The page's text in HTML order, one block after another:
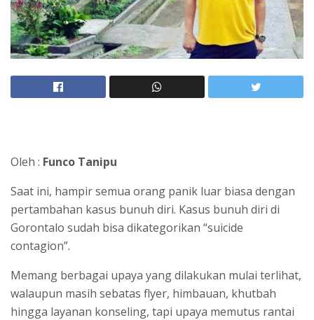
Oleh : Funco Tanipu
Saat ini, hampir semua orang panik luar biasa dengan
pertambahan kasus bunuh diri. Kasus bunuh diri di
Gorontalo sudah bisa dikategorikan “suicide
contagion”.
Memang berbagai upaya yang dilakukan mulai terlihat,
walaupun masih sebatas flyer, himbauan, khutbah
hingga layanan konseling, tapi upaya memutus rantai